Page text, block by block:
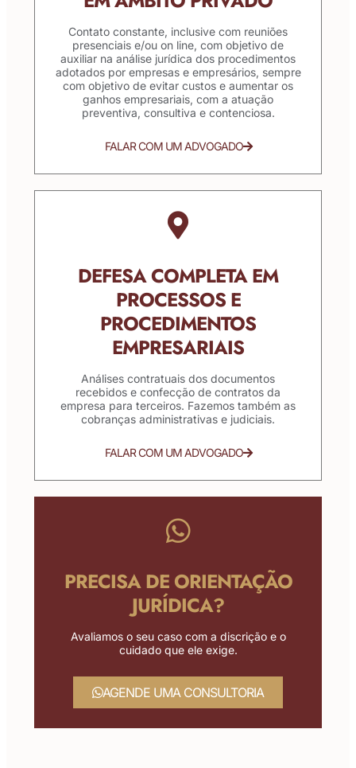
Contato constante, inclusive com reuniões
presenciais e/ou on line, com objetivo de
auxiliar na análise jurídica dos procedimentos
adotados por empresas e empresários, sempre
com objetivo de evitar custos e aumentar os
ganhos empresariais, com a atuação
preventiva, consultiva e contenciosa.
FALAR COM UM ADVOGADO
DEFESA COMPLETA EM
PROCESSOS E
PROCEDIMENTOS
EMPRESARIAIS
Análises contratuais dos documentos
recebidos e confecção de contratos da
empresa para terceiros. Fazemos também as
cobranças administrativas e judiciais.
FALAR COM UM ADVOGADO
PRECISA DE ORIENTAÇÃO
JURÍDICA?
Avaliamos o seu caso com a discrição e o
cuidado que ele exige.
AGENDE UMA CONSULTORIA